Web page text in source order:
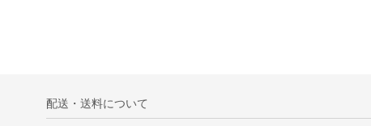
配送・送料について